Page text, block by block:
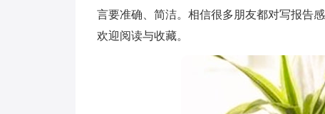
言要准确、简洁。相信很多朋友都对写报告
欢迎阅读与收藏。